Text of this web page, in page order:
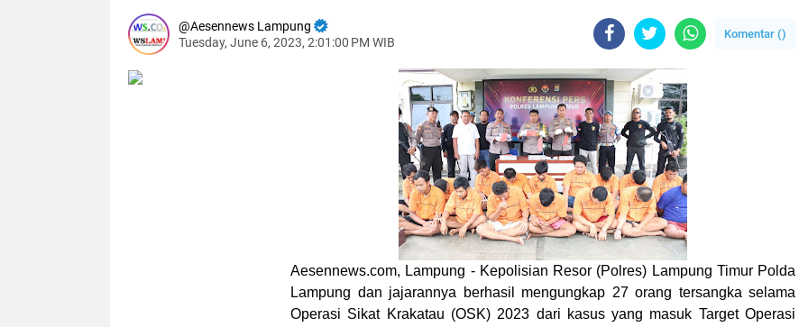
Aesennews Lampung
Tuesday, June 6, 2023, 2:01:00 PM WIB
Komentar ()
Aesennews.com, Lampung - Kepolisian Resor (Polres) Lampung Timur Polda
Lampung dan jajarannya berhasil mengungkap 27 orang tersangka selama
Operasi Sikat Krakatau (OSK) 2023 dari kasus yang masuk Target Operasi